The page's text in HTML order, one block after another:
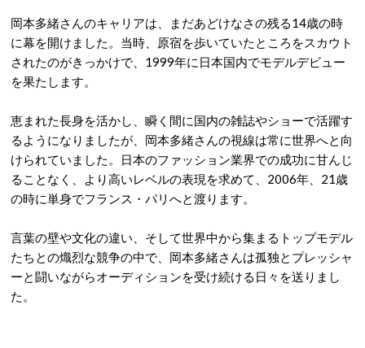
岡本多緒さんのキャリアは、まだあどけなさの残る14歳の時
に幕を開けました。当時、原宿を歩いていたところをスカウト
されたのがきっかけで、1999年に日本国内でモデルデビュー
を果たします。
恵まれた長身を活かし、瞬く間に国内の雑誌やショーで活躍す
るようになりましたが、岡本多緒さんの視線は常に世界へと向
けられていました。日本のファッション業界での成功に甘んじ
ることなく、より高いレベルの表現を求めて、2006年、21歳
の時に単身でフランス・パリへと渡ります。
言葉の壁や文化の違い、そして世界中から集まるトップモデル
たちとの熾烈な競争の中で、岡本多緒さんは孤独とプレッシャ
ーと闘いながらオーディションを受け続ける日々を送りまし
た。